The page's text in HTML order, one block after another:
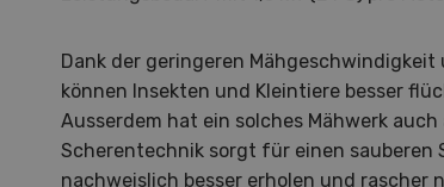
Dank der geringeren
können Insekten und Kleintiere besser
Ausserdem hat ein solches Mähwerk
Scherentechnik sorgt für einen
nachweislich besser erholen und rascher